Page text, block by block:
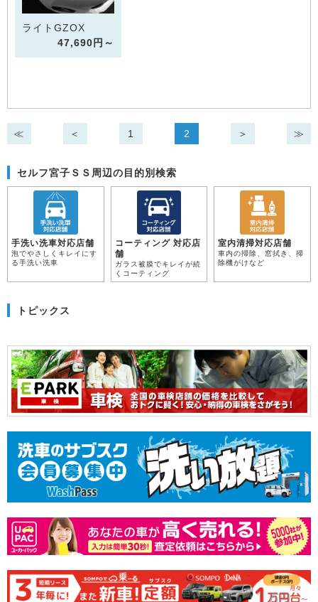
ライトGZOX
47,690円～
≪ ＜ 1 2 ＞ ≫
セルフ宮子ＳＳ周辺の目的別検索
手洗い洗車対応店舗
泡でやさしくキレイにす
る手洗い洗車
コーティング 対応店
舗
ガラス被膜でキレイが続
くコーティング
室内清掃対応店舗
車内の掃除、窓拭き、掃
除機がけなど
トピックス